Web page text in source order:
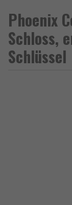
Phoenix
Schloss,
Schlüssel